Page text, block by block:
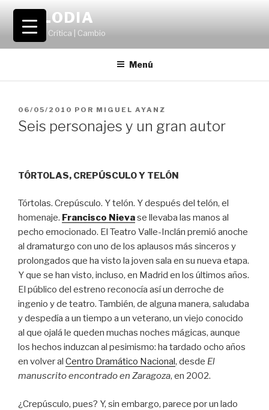
Saltar
contenido
VOLODIA
Teatro | Crítica | Cambio
Menú
PUBLICADO
EL
06/05/2010 POR MIGUEL AYANZ
Seis personajes y un gran autor
TÓRTOLAS, CREPÚSCULO Y TELÓN
Tórtolas. Crepúsculo. Y telón. Y después del telón, el
homenaje. Francisco Nievase llevaba las manos al
pecho emocionado. El Teatro Valle-Inclán premió anoche
al dramaturgo con uno de los aplausos más sinceros y
prolongados que ha visto la joven sala en su nueva etapa.
Y que se han visto, incluso, en Madrid en los últimos años.
El público del estreno reconocía así un derroche de
ingenio y de teatro. También, de alguna manera, saludaba
y despedía a un tiempo a un veterano, un viejo conocido
al que ojalá le queden muchas noches mágicas, aunque
los hechos induzcan al pesimismo: ha tardado ocho años
en volver al Centro Dramático Nacional, desde El
manuscrito encontrado en Zaragoza, en 2002.
¿Crepúsculo, pues? Y, sin embargo, parece por un lado